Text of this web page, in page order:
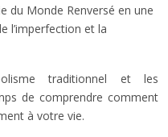
du Monde Renversé en une
l’imperfection et la
traditionnel et les
de comprendre comment
à votre vie.